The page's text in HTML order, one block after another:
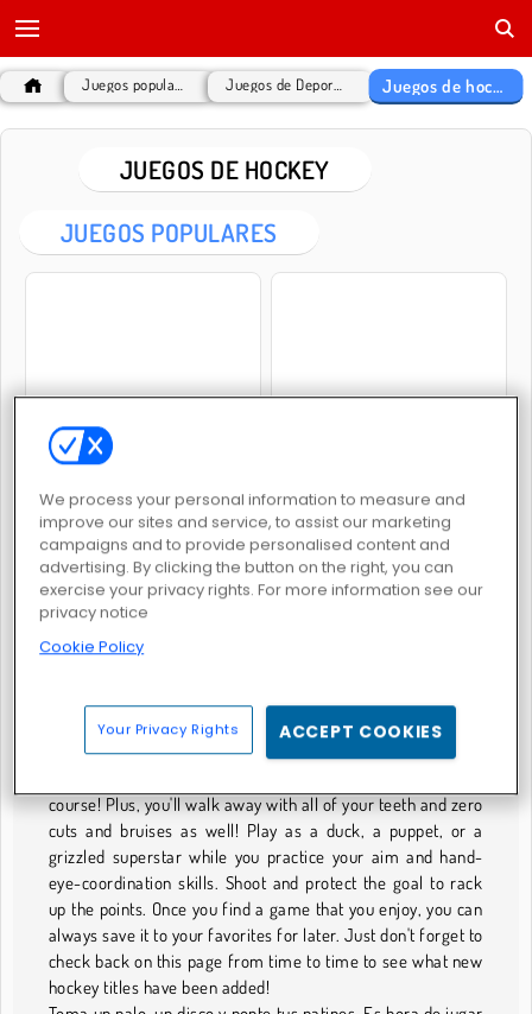
Juegos de hockey
JUEGOS DE HOCKEY
JUEGOS POPULARES
Air Hockey Multiplayer
JUEGOS DE HOCKEY
Get a stick, a puck and strap some skates on your feet. It's
time to play field hockey, ice hockey, or roller hockey.
However, you don't need any of this stuff to play air hockey,
which you can find in this category too. Actually, you don't
need any of this stuff at all. You just need a desktop, laptop,
little hockey wherever and whenever you want. No money is
required since it's all for free. And you can squeeze in a
quick hockey break from anywhere, whether at lunch, at
course! Plus, you'll walk away with all of your teeth and zero
cuts and bruises as well! Play as a duck, a puppet, or a
grizzled superstar while you practice your aim and hand-
eye-coordination skills. Shoot and protect the goal to rack
up the points. Once you find a game that you enjoy, you can
always save it to your favorites for later. Just don't forget to
check back on this page from time to time to see what new
hockey titles have been added!
We process your personal information to measure and
improve our sites and service, to assist our marketing
campaigns and to provide personalised content and
advertising. By clicking the button on the right, you can
exercise your privacy rights. For more information see our
privacy notice
Cookie Policy
Your Privacy Rights ACCEPT COOKIES